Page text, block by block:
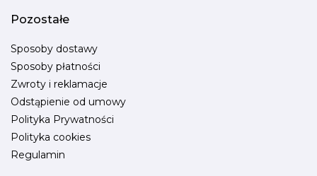
Pozostałe
Sposoby dostawy
Sposoby płatności
Zwroty i reklamacje
Odstąpienie od umowy
Polityka Prywatności
Polityka cookies
Regulamin